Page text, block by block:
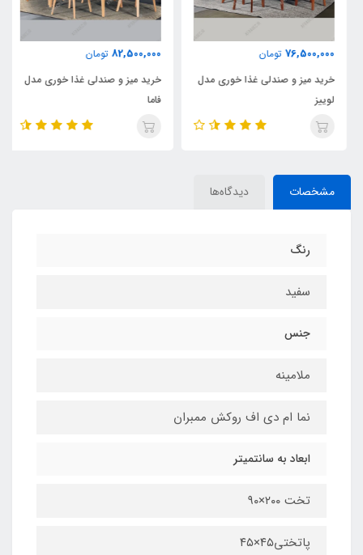
76,500,000 تومان
خرید میز و صندلی غذا خوری مدل
لوییز
82,500,000 تومان
خرید میز و صندلی غذا خوری مدل
فاما
مشخصات دیدگاه‌ها
رنگ
سفید
جنس
ملامینه
نما ام دی اف روکش ممبران
ابعاد به سانتمیتر
تخت ۲۰۰×۹۰
پاتختی۴۵×۴۵